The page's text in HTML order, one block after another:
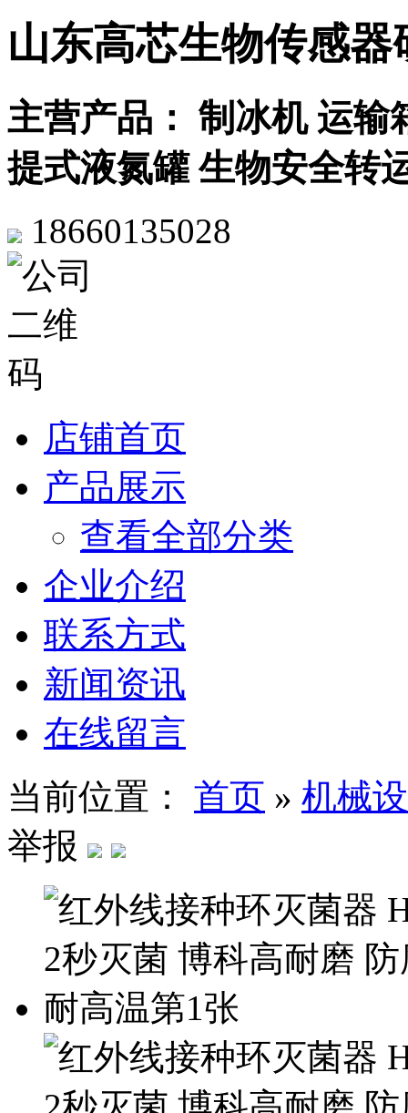
山东高芯生物传感
主营产品： 制冰机 运输
提式液氮罐 生物安全转
18660135028
店铺首页
产品展示
查看全部分类
企业介绍
联系方式
新闻资讯
在线留言
当前位置： 首页 » 机械
举报